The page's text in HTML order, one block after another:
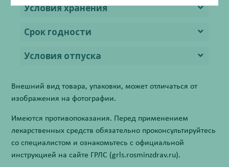
Условия хранения
Срок годности
Условия отпуска
Внешний вид товара, упаковки, может отличаться от
изображения на фотографии.
Имеются противопоказания. Перед применением
лекарственных средств обязательно проконсультируйтесь
со специалистом и ознакомьтесь с официальной
инструкцией на сайте ГРЛС (grls.rosminzdrav.ru).